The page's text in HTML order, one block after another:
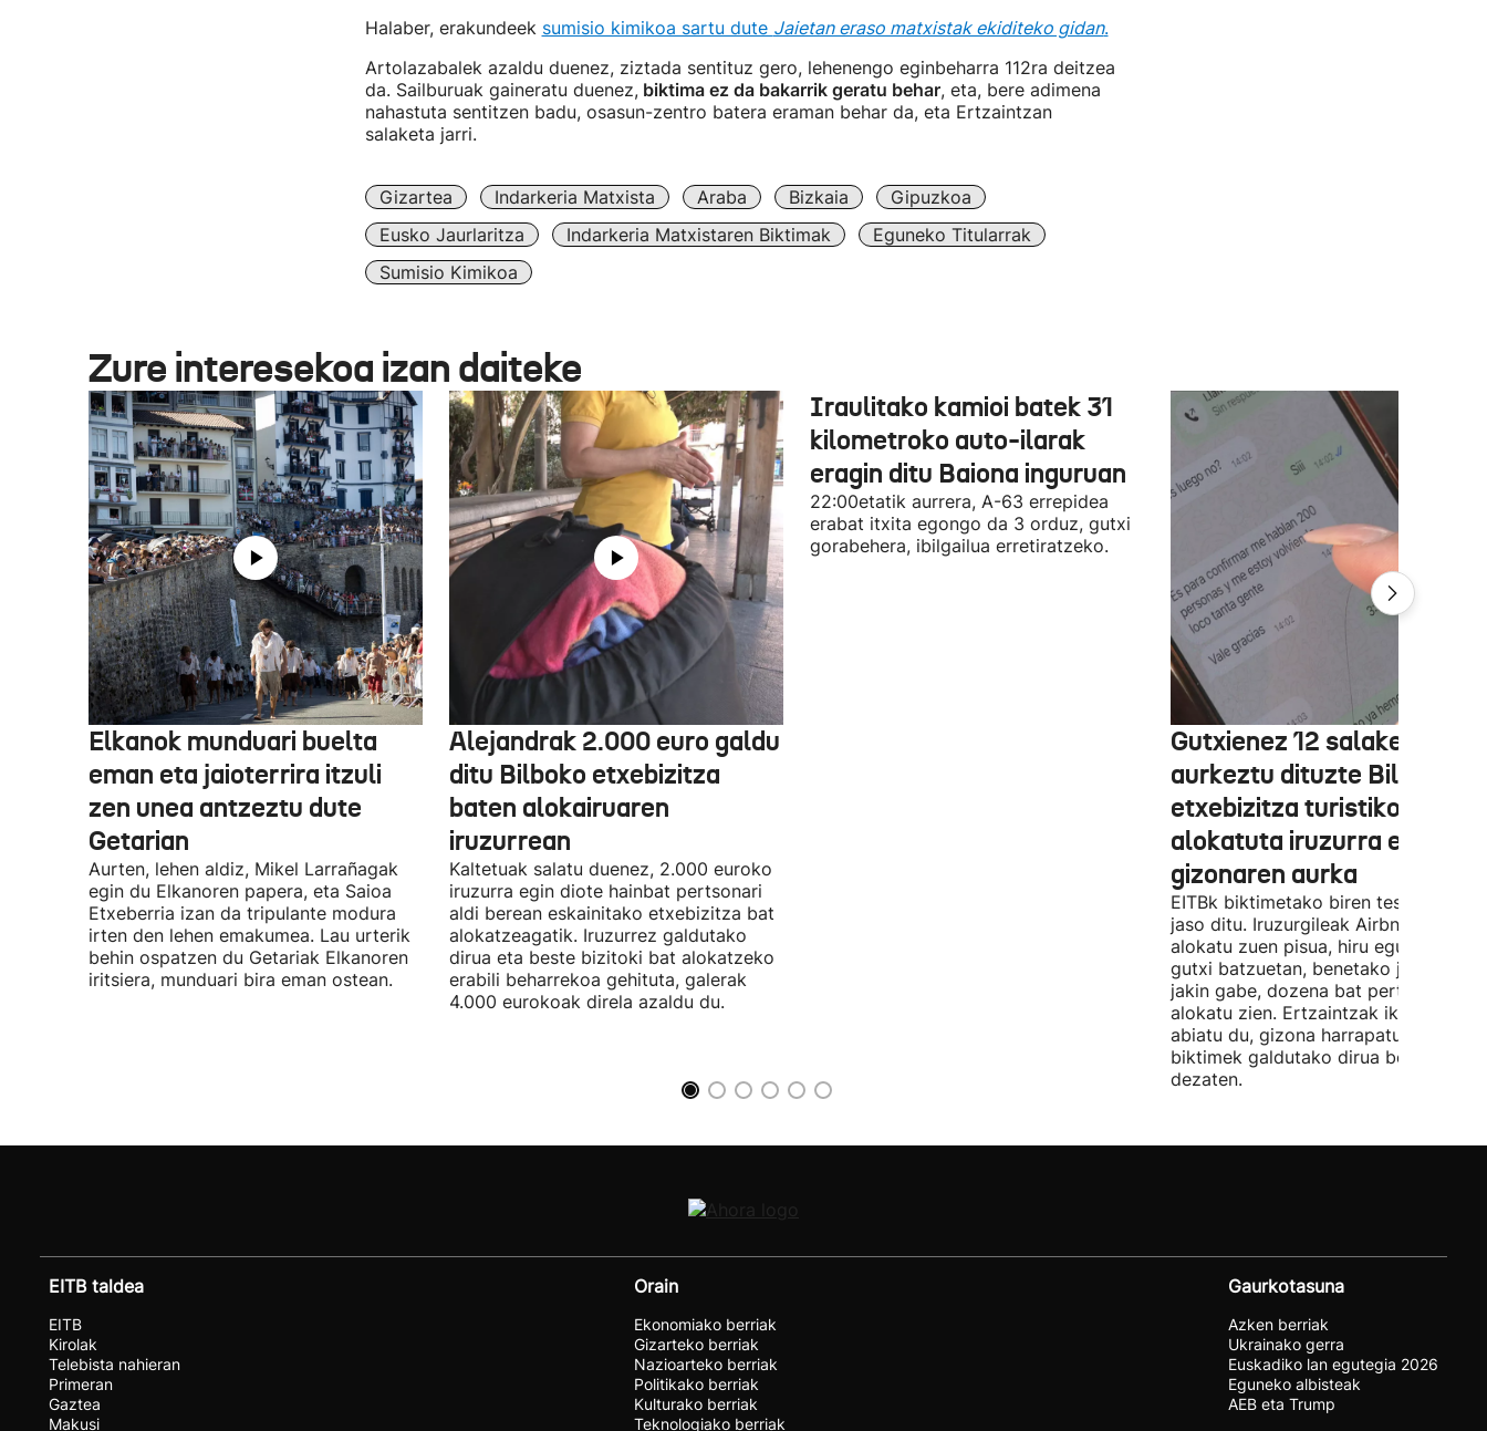
Halaber, erakundeek sumisio kimikoa sartu dute Jaietan eraso matxistak ekiditeko gidan.
Artolazabalek azaldu duenez, ziztada sentituz gero, lehenengo eginbeharra 112ra deitzea
da. Sailburuak gaineratu duenez,biktima ez da bakarrik geratu behar, eta, bere adimena
nahastuta sentitzen badu, osasun-zentro batera eraman behar da, eta Ertzaintzan
salaketa jarri.
Gizartea Indarkeria Matxista Araba Bizkaia
Gipuzkoa
Eusko Jaurlaritza
Indarkeria Matxistaren Biktimak
Eguneko Titularrak
Sumisio Kimikoa
Zure interesekoa izan daiteke
Elkanok munduari buelta
eman eta jaioterrira itzuli
zen unea antzeztu dute
Getarian
Aurten, lehen aldiz, Mikel Larrañagak
egin du Elkanoren papera, eta Saioa
Etxeberria izan da tripulante modura
irten den lehen emakumea. Lau urterik
behin ospatzen du Getariak Elkanoren
iritsiera, munduari bira eman ostean.
Alejandrak 2.000 euro galdu
ditu Bilboko etxebizitza
baten alokairuaren
iruzurrean
Kaltetuak salatu duenez, 2.000 euroko
iruzurra egin diote hainbat pertsonari
aldi berean eskainitako etxebizitza bat
alokatzeagatik. Iruzurrez galdutako
dirua eta beste bizitoki bat alokatzeko
erabili beharrekoa gehituta, galerak
4.000 eurokoak direla azaldu du.
Iraulitako kamioi batek 31
kilometroko auto-ilarak
eragin ditu Baiona inguruan
22:00etatik aurrera, A-63 errepidea
erabat itxita egongo da 3 orduz, gutxi
gorabehera, ibilgailua erretiratzeko.
Gutxienez 12 salaketa
aurkeztu dituzte Bilbon
etxebizitza turistiko bat
alokatuta iruzurra egin
gizonaren aurka
EITBk biktimetako biren testigantzak
jaso ditu. Iruzurgileak Airbnb bidez
alokatu zuen pisua, hiru egunez. Ordu
gutxi batzuetan, benetako jabeak
jakin gabe, dozena bat pertsonari
alokatu zien. Ertzaintzak ikerketa
abiatu du, gizona harrapatu eta
biktimek galdutako dirua berreskura
dezaten.
EITB taldea
EITB
Kirolak
Telebista nahieran
Primeran
Gaztea
Makusi
Orain
Ekonomiako berriak
Gizarteko berriak
Nazioarteko berriak
Politikako berriak
Kulturako berriak
Teknologiako berriak
Gaurkotasuna
Azken berriak
Ukrainako gerra
Euskadiko lan egutegia 2026
Eguneko albisteak
AEB eta Trump